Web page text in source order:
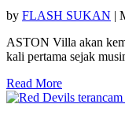
by FLASH SUKAN |
ASTON Villa akan
kali pertama sejak
Read More